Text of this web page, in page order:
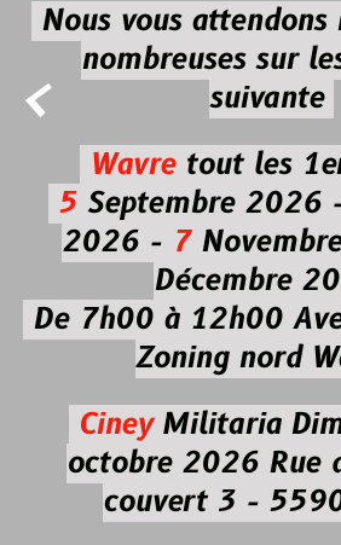

Nous vous
nombreuses sur
suivante
Wavretout les
5Septembre 2026
2026 -7
Décembre
De 7h00 à 12h00
Zoning nord
CineyMilitaria
octobre 2026Rue
couvert 3 -